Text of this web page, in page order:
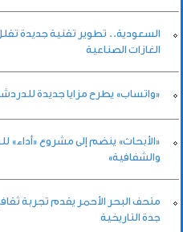
السعودية.. تطوير تقنية جديدة
الغازات الصناعية
«واتساب» يطرح مزايا جديدة
«الأبحاث» ينضم إلى مشروع «أداء»
والشفافية»
متحف البحر الأحمر يقدم تجربة
جدة التاريخية